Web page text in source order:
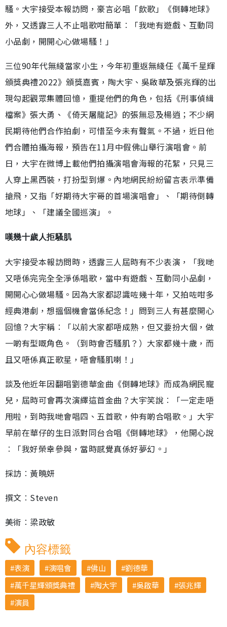
騷。大宇接受本報訪問，豪言必唱「飲歌」《倒轉地球》
外，又透露三人不止唱歌咁簡單︰「我哋有遊戲、互動同
小品劇，開開心心做場騷！」
三位90年代無綫當家小生，今年初重返無綫任《萬千星輝
頒獎典禮2022》頒獎嘉賓，陶大宇、吳啟華及張兆輝的出
現勾起觀眾集體回憶，重提他們的角色，包括《刑事偵緝
檔案》張大勇、《倚天屠龍記》的張無忌及楊逍；不少網
民期待他們合作拍劇，可惜至今未有聲氣。不過，近日他
們合體拍攝海報，預告在11月中假佛山舉行演唱會。前
日，大宇在微博上載他們拍攝演唱會海報的花絮，只見三
人穿上黑西裝，打扮型到爆。內地網民紛紛留言表示準備
搶飛，又指「好期待大宇哥的首場演唱會」、「期待倒轉
地球」、「建議全國巡演」。
嘆幾十歲人拒騷肌
大宇接受本報訪問時，透露三人屆時有不少表演，「我哋
又唔係完完全全淨係唱歌，當中有遊戲、互動同小品劇，
開開心心做場騷。因為大家都認識咗幾十年，又拍咗咁多
經典港劇，想搵個機會當係紀念！」問到三人有甚麼開心
回憶？大宇稱︰「以前大家都唔成熟，但又要扮大個，做
一啲有型嘅角色。（到時會否騷肌？）大家都幾十歲，而
且又唔係真正歌星，唔會騷肌喇！」
談及他近年因翻唱劉德華金曲《倒轉地球》而成為網民寵
兒，屆時可會再次演繹這首金曲？大宇笑說︰「一定走唔
甩啦，到時我哋會唱四、五首歌，仲有啲合唱歌。」大宇
早前在華仔的生日派對同台合唱《倒轉地球》，他開心說
︰「我好榮幸參與，當時感覺真係好夢幻。」
採訪︰黃曉妍
撰文︰Steven
美術︰梁政敏
內容標籤
表演 演唱會 佛山
劉德華
萬千星輝頒獎典禮
陶大宇 吳啟華
張兆輝
演員